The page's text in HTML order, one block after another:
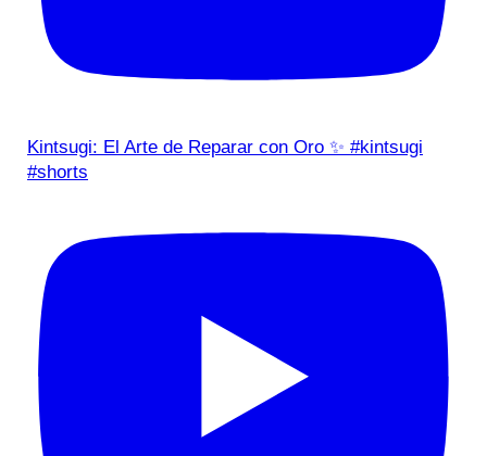
Kintsugi: El Arte de Reparar con Oro ✨ #kintsugi
#shorts